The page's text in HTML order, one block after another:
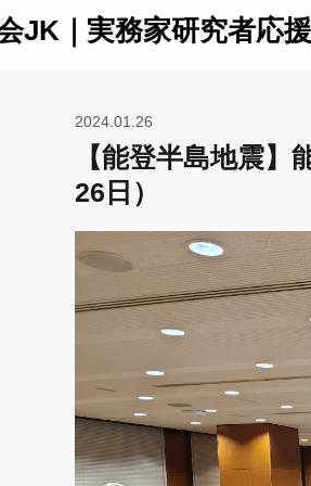
JK｜実務家研究者応
2024.01.26
【能登半島地震】
26日）